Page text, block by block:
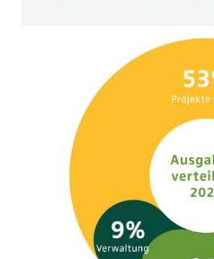
den Lebensraum
auch der Menschen.
das Unheil